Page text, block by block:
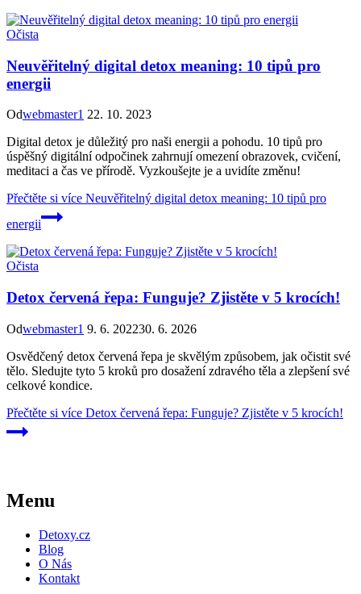
Očista
Neuvěřitelný digital detox meaning: 10 tipů pro
energii
Odwebmaster1 22. 10. 2023
Digital detox je důležitý pro naši energii a pohodu. 10 tipů pro
úspěšný digitální odpočinek zahrnují omezení obrazovek, cvičení,
meditaci a čas ve přírodě. Vyzkoušejte je a uvidíte změnu!
Přečtěte si více Neuvěřitelný digital detox meaning: 10 tipů pro
energii
Očista
Detox červená řepa: Funguje? Zjistěte v 5 krocích!
Odwebmaster1 9. 6. 202230. 6. 2026
Osvědčený detox červená řepa je skvělým způsobem, jak očistit své
tělo. Sledujte tyto 5 kroků pro dosažení zdravého těla a zlepšení své
celkové kondice.
Přečtěte si více Detox červená řepa: Funguje? Zjistěte v 5 krocích!
Menu
Detoxy.cz
Blog
O Nás
Kontakt